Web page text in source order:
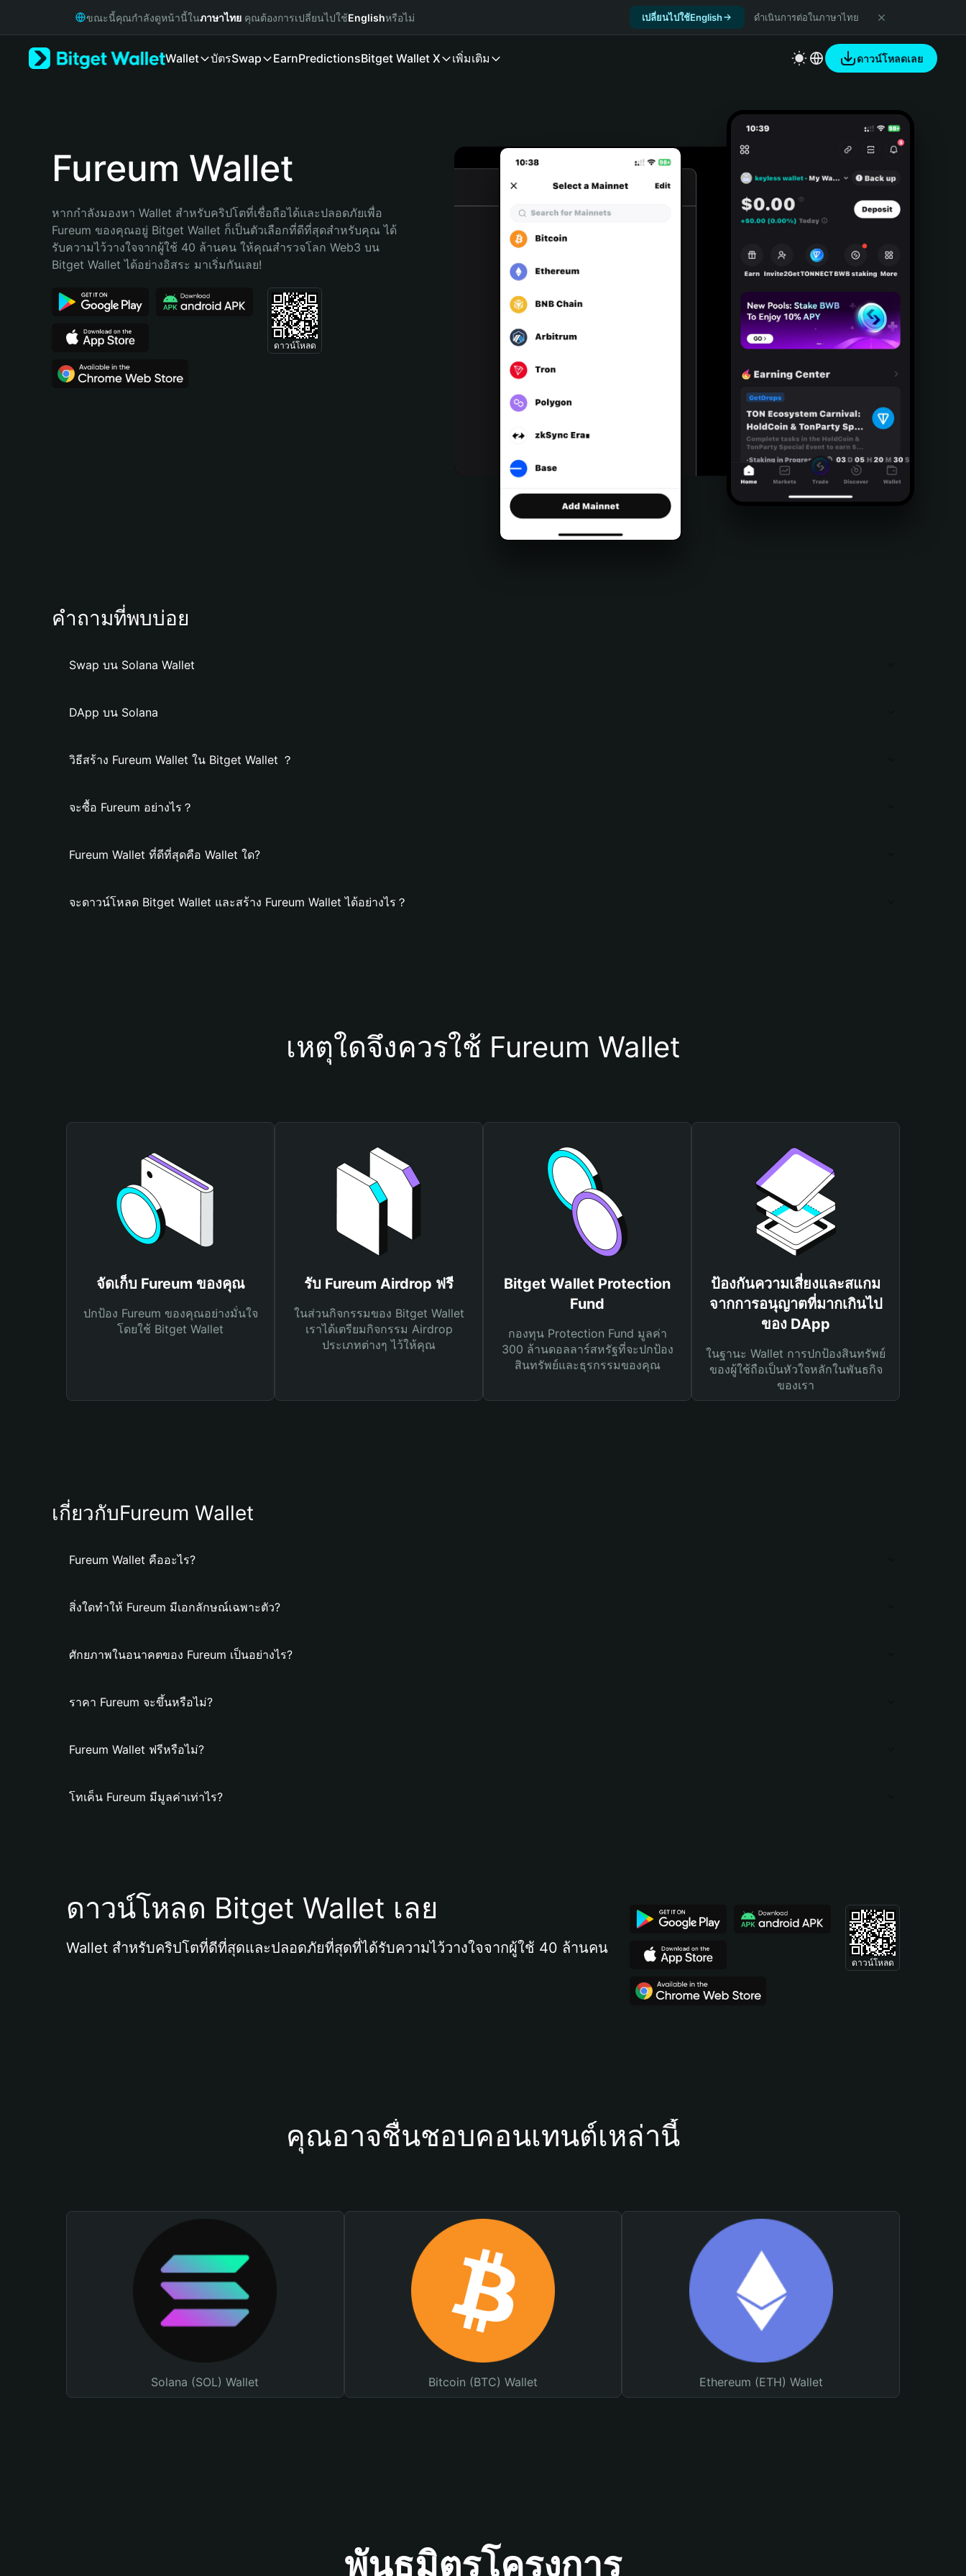
Русский
Bahasa Indonesia
Português (Brasil)
ขณะนี้คุณกำลังดูหน้านี้ในภาษาไทย คุณต้องการเปลี่ยนไปใช้Englishหรือไม่ เปลี่ยนไปใช้English ดำเนินการต่อในภาษาไทย
Wallet บัตรSwap EarnPredictionsBitget Wallet X เพิ่มเติม ดาวน์โหลดเลย
Fureum Wallet
หากกำลังมองหา Wallet สำหรับคริปโตที่เชื่อถือได้และปลอดภัยเพื่อ
Fureum ของคุณอยู่ Bitget Wallet ก็เป็นตัวเลือกที่ดีที่สุดสำหรับคุณ ได้
รับความไว้วางใจจากผู้ใช้ 40 ล้านคน ให้คุณสำรวจโลก Web3 บน
Bitget Wallet ได้อย่างอิสระ มาเริ่มกันเลย!
ดาวน์โหลด
คำถามที่พบบ่อย
Swap บน Solana Wallet
DApp บน Solana
วิธีสร้าง Fureum Wallet ใน Bitget Wallet ？
จะซื้อ Fureum อย่างไร？
Fureum Wallet ที่ดีที่สุดคือ Wallet ใด?
จะดาวน์โหลด Bitget Wallet และสร้าง Fureum Wallet ได้อย่างไร？
เหตุใดจึงควรใช้ Fureum Wallet
จัดเก็บ Fureum ของคุณ
ปกป้อง Fureum ของคุณอย่างมั่นใจ
โดยใช้ Bitget Wallet
รับ Fureum Airdrop ฟรี
ในส่วนกิจกรรมของ Bitget Wallet
เราได้เตรียมกิจกรรม Airdrop
ประเภทต่างๆ ไว้ให้คุณ
Bitget Wallet Protection
Fund
กองทุน Protection Fund มูลค่า
300 ล้านดอลลาร์สหรัฐที่จะปกป้อง
สินทรัพย์และธุรกรรมของคุณ
ป้องกันความเสี่ยงและสแกม
จากการอนุญาตที่มากเกินไป
ของ DApp
ในฐานะ Wallet การปกป้องสินทรัพย์
ของผู้ใช้ถือเป็นหัวใจหลักในพันธกิจ
ของเรา
เกี่ยวกับFureum Wallet
Fureum Wallet คืออะไร?
สิ่งใดทำให้ Fureum มีเอกลักษณ์เฉพาะตัว?
ศักยภาพในอนาคตของ Fureum เป็นอย่างไร?
ราคา Fureum จะขึ้นหรือไม่?
Fureum Wallet ฟรีหรือไม่?
โทเค็น Fureum มีมูลค่าเท่าไร?
ดาวน์โหลด Bitget Wallet เลย
Wallet สำหรับคริปโตที่ดีที่สุดและปลอดภัยที่สุดที่ได้รับความไว้วางใจจากผู้ใช้ 40 ล้านคน
ดาวน์โหลด
คุณอาจชื่นชอบคอนเทนต์เหล่านี้
Solana (SOL) Wallet Bitcoin (BTC) Wallet Ethereum (ETH) Wallet
พันธมิตรโครงการ